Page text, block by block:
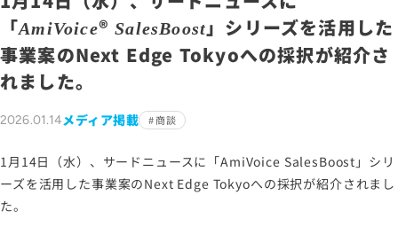
採用情報
IR情報
よくあるご質問
「AmiVoice®SalesBoost」シリーズを活用した
事業案のNext Edge Tokyoへの採択が紹介さ
れました。
2026.01.14メディア掲載 商談
1月14日（水）、サードニュースに「AmiVoice SalesBoost」シリ
ーズを活用した事業案のNext Edge Tokyoへの採択が紹介されまし
た。